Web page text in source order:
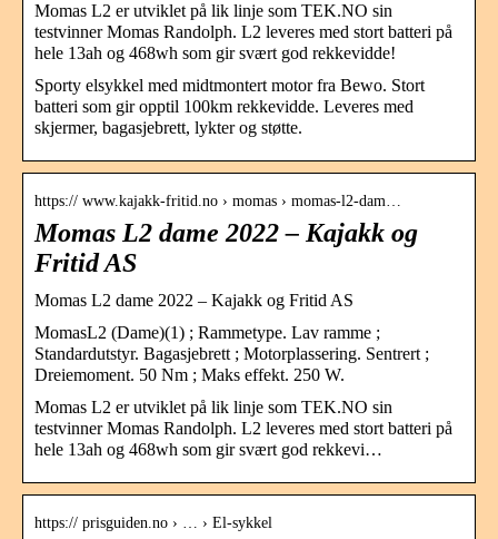
Momas L2 er utviklet på lik linje som TEK.NO sin
testvinner Momas Randolph. L2 leveres med stort batteri på
hele 13ah og 468wh som gir svært god rekkevidde!
Sporty elsykkel med midtmontert motor fra Bewo. Stort
batteri som gir opptil 100km rekkevidde. Leveres med
skjermer, bagasjebrett, lykter og støtte.
https:// www.kajakk-fritid.no › momas › momas-l2-dam…
Momas L2 dame 2022 – Kajakk og
Fritid AS
Momas L2 dame 2022 – Kajakk og Fritid AS
MomasL2 (Dame)(1) ; Rammetype. Lav ramme ;
Standardutstyr. Bagasjebrett ; Motorplassering. Sentrert ;
Dreiemoment. 50 Nm ; Maks effekt. 250 W.
Momas L2 er utviklet på lik linje som TEK.NO sin
testvinner Momas Randolph. L2 leveres med stort batteri på
hele 13ah og 468wh som gir svært god rekkevi…
https:// prisguiden.no › … › El-sykkel